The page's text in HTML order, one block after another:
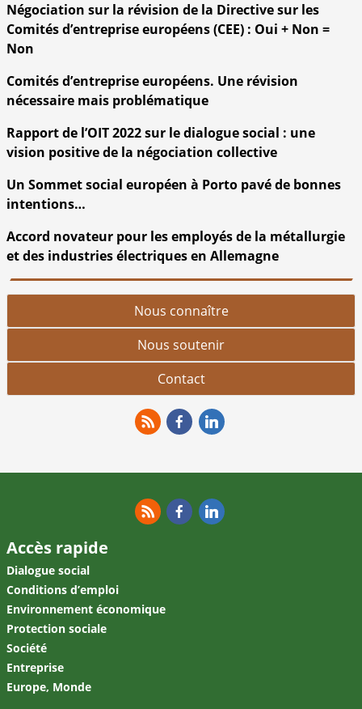
Négociation sur la révision de la Directive sur les
Comités d’entreprise européens (CEE) : Oui + Non =
Non
Comités d’entreprise européens. Une révision
nécessaire mais problématique
Rapport de l’OIT 2022 sur le dialogue social : une
vision positive de la négociation collective
Un Sommet social européen à Porto pavé de bonnes
intentions…
Accord novateur pour les employés de la métallurgie
et des industries électriques en Allemagne
Nous connaître
Nous soutenir
Contact
Accès rapide
Dialogue social
Conditions d’emploi
Environnement économique
Protection sociale
Société
Entreprise
Europe, Monde